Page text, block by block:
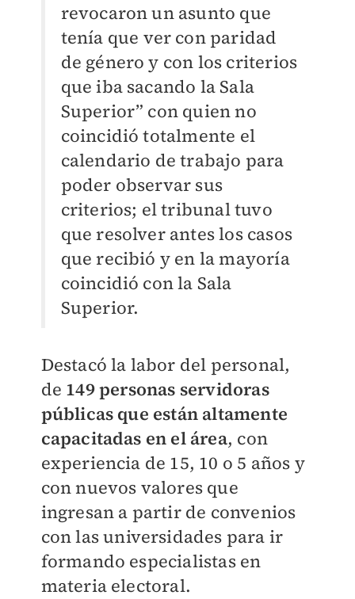
revocaron un asunto que
tenía que ver con paridad
de género y con los criterios
que iba sacando la Sala
Superior” con quien no
coincidió totalmente el
calendario de trabajo para
poder observar sus
criterios; el tribunal tuvo
que resolver antes los casos
que recibió y en la mayoría
coincidió con la Sala
Superior.
Destacó la labor del personal,
de 149 personas servidoras
públicas que están altamente
capacitadas en el área, con
experiencia de 15, 10 o 5 años y
con nuevos valores que
ingresan a partir de convenios
con las universidades para ir
formando especialistas en
materia electoral.